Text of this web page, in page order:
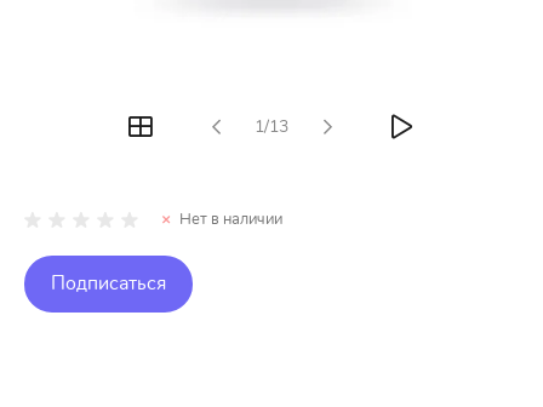
1/13
Нет в наличии
Подписаться